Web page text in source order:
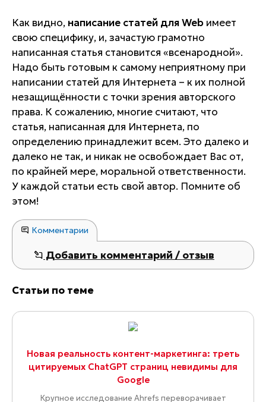
Как видно, написание статей для Web имеет
свою специфику, и, зачастую грамотно
написанная статья становится «всенародной».
Надо быть готовым к самому неприятному при
написании статей для Интернета – к их полной
незащищённости с точки зрения авторского
права. К сожалению, многие считают, что
статья, написанная для Интернета, по
определению принадлежит всем. Это далеко и
далеко не так, и никак не освобождает Вас от,
по крайней мере, моральной ответственности.
У каждой статьи есть свой автор. Помните об
этом!
Комментарии
Добавить комментарий / отзыв
Статьи по теме
Новая реальность контент-маркетинга: треть
цитируемых ChatGPT страниц невидимы для
Google
Крупное исследование Ahrefs переворачивает